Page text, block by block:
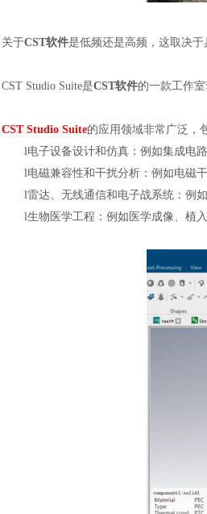
关于CST软件是低频还是高频，这取决于
CST Studio Suite是CST软件的一款工作
CST Studio Suite的应用领域非常广泛，
l电子设备设计和仿真：例如集成电
l电磁兼容性和干扰分析：例如电磁
l雷达、无线通信和电子战系统：例
l生物医学工程：例如医学成像、植